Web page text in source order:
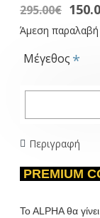
Άμεση
295.00€
Μέγεθος
Περιγραφή
PREMIUM
To ALPHA θα